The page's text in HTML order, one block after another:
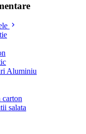
Aluminiu
carton
salata